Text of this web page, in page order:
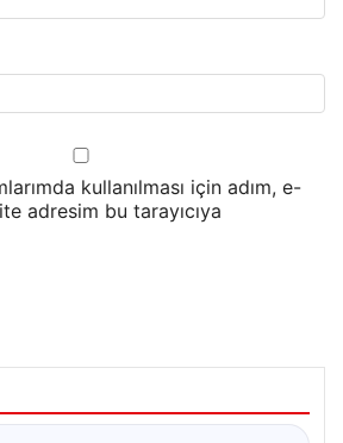
kullanılması için adım, e-
adresim bu tarayıcıya